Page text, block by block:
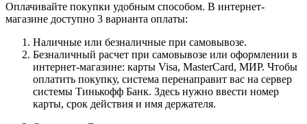
Оплачивайте покупки удобным способом. В интернет-
магазине доступно 3 варианта оплаты:
Наличные или безналичные при самовывозе.
Безналичный расчет при самовывозе или оформлении в
интернет-магазине: карты Visa, MasterCard, МИР. Чтобы
оплатить покупку, система перенаправит вас на сервер
системы Тинькофф Банк. Здесь нужно ввести номер
карты, срок действия и имя держателя.